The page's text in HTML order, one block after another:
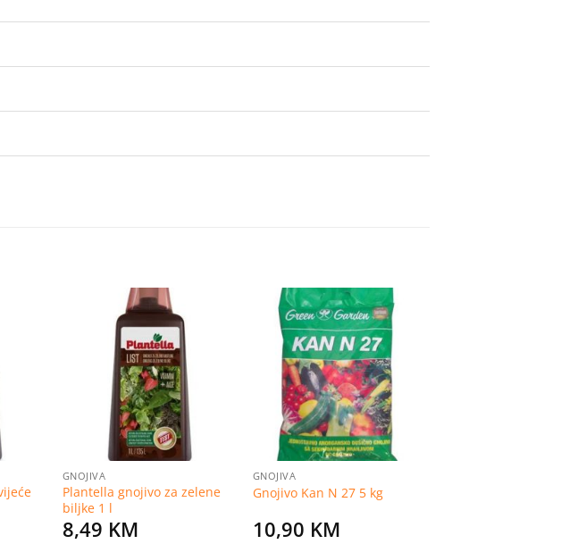
GNOJIVA
Plantella gnojivo za zelene
biljke 1 l
8,49 KM
Dodaj
na
listu
želja
GNOJIVA
Gnojivo Kan N 27 5 kg
10,90 KM